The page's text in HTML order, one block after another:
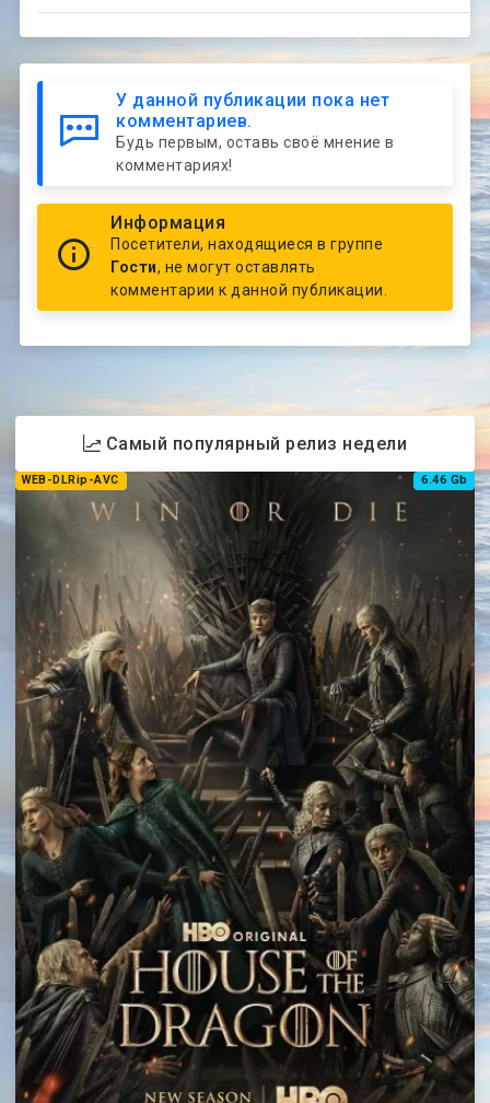
У данной публикации пока нет
комментариев.
Будь первым, оставь своё мнение в
комментариях!
Информация
Посетители, находящиеся в группе
Гости, не могут оставлять
комментарии к данной публикации.
Самый популярный релиз недели
WEB-DLRip-AVC 6.46 Gb